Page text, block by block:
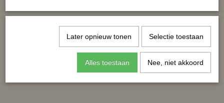
Later opnieuw tonen Selectie toestaan
Alles toestaan Nee, niet akkoord